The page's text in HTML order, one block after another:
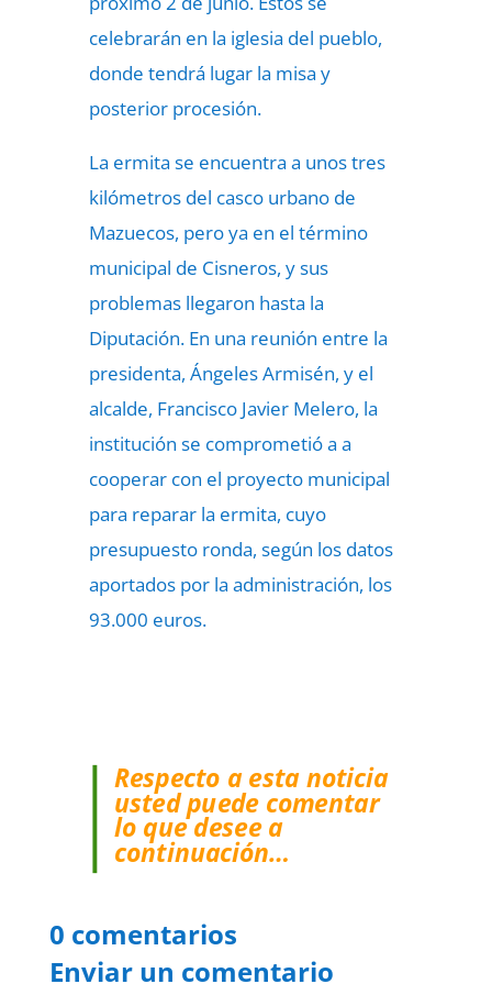
celebrarán en la iglesia del pueblo,
donde tendrá lugar la misa y
posterior procesión.
La ermita se encuentra a unos tres
kilómetros del casco urbano de
Mazuecos, pero ya en el término
municipal de Cisneros, y sus
problemas llegaron hasta la
Diputación. En una reunión entre la
presidenta, Ángeles Armisén, y el
alcalde, Francisco Javier Melero, la
institución se comprometió a a
cooperar con el proyecto municipal
para reparar la ermita, cuyo
presupuesto ronda, según los datos
aportados por la administración, los
93.000 euros.
Respecto a esta noticia
usted puede comentar
lo que desee a
continuación…
0 comentarios
Enviar un comentario